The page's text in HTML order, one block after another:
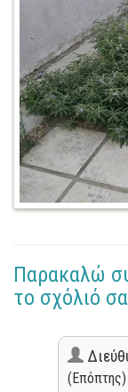
Παρακαλώ
το σχόλιό
(Επόπτης)